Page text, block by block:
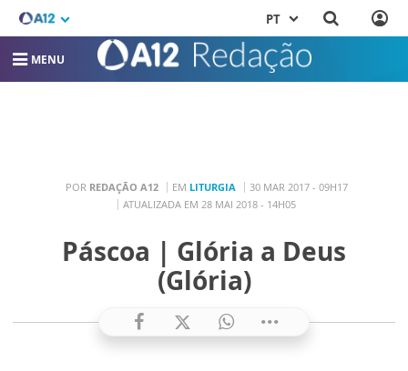
PT
MENU
POR REDAÇÃO A12 EM LITURGIA
30 MAR 2017 - 09H17
ATUALIZADA EM 28 MAI 2018 - 14H05
Páscoa | Glória a Deus
(Glória)